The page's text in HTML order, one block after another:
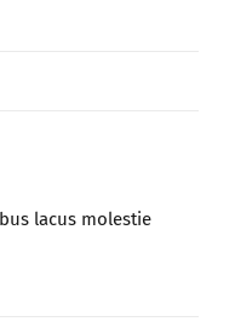
lacus molestie